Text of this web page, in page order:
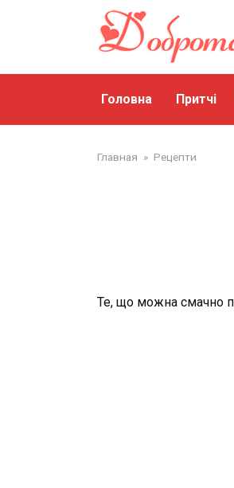
Головна Притчі
Главная » Рецепти
Те, що можна смачно